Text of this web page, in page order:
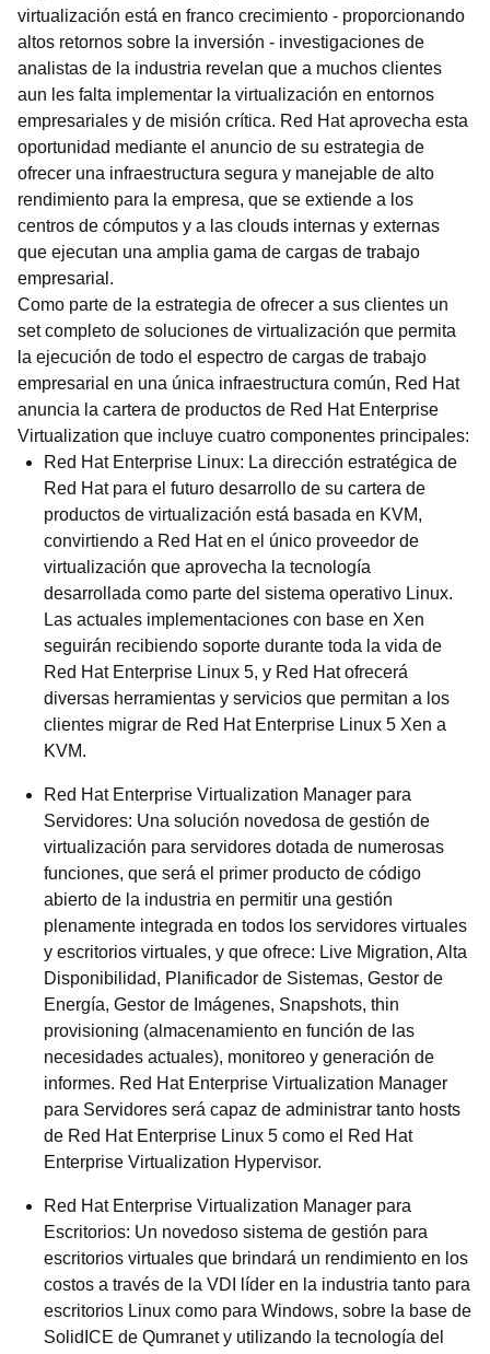
virtualización está en franco crecimiento - proporcionando
altos retornos sobre la inversión - investigaciones de
analistas de la industria revelan que a muchos clientes
aun les falta implementar la virtualización en entornos
empresariales y de misión crítica. Red Hat aprovecha esta
oportunidad mediante el anuncio de su estrategia de
ofrecer una infraestructura segura y manejable de alto
rendimiento para la empresa, que se extiende a los
centros de cómputos y a las clouds internas y externas
que ejecutan una amplia gama de cargas de trabajo
empresarial.
Como parte de la estrategia de ofrecer a sus clientes un
set completo de soluciones de virtualización que permita
la ejecución de todo el espectro de cargas de trabajo
empresarial en una única infraestructura común, Red Hat
anuncia la cartera de productos de Red Hat Enterprise
Virtualization que incluye cuatro componentes principales:
Red Hat Enterprise Linux: La dirección estratégica de
Red Hat para el futuro desarrollo de su cartera de
productos de virtualización está basada en KVM,
convirtiendo a Red Hat en el único proveedor de
virtualización que aprovecha la tecnología
desarrollada como parte del sistema operativo Linux.
Las actuales implementaciones con base en Xen
seguirán recibiendo soporte durante toda la vida de
Red Hat Enterprise Linux 5, y Red Hat ofrecerá
diversas herramientas y servicios que permitan a los
clientes migrar de Red Hat Enterprise Linux 5 Xen a
KVM.
Red Hat Enterprise Virtualization Manager para
Servidores: Una solución novedosa de gestión de
virtualización para servidores dotada de numerosas
funciones, que será el primer producto de código
abierto de la industria en permitir una gestión
plenamente integrada en todos los servidores virtuales
y escritorios virtuales, y que ofrece: Live Migration, Alta
Disponibilidad, Planificador de Sistemas, Gestor de
Energía, Gestor de Imágenes, Snapshots, thin
provisioning (almacenamiento en función de las
necesidades actuales), monitoreo y generación de
informes. Red Hat Enterprise Virtualization Manager
para Servidores será capaz de administrar tanto hosts
de Red Hat Enterprise Linux 5 como el Red Hat
Enterprise Virtualization Hypervisor.
Red Hat Enterprise Virtualization Manager para
Escritorios: Un novedoso sistema de gestión para
escritorios virtuales que brindará un rendimiento en los
costos a través de la VDI líder en la industria tanto para
escritorios Linux como para Windows, sobre la base de
SolidICE de Qumranet y utilizando la tecnología del